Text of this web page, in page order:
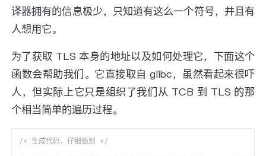
译器拥有的信息极少，只知道有这么一个符号，并且有
人想用它。
为了获取 TLS 本身的地址以及如何处理它，下面这个
函数会帮助我们。它直接取自 glibc，虽然看起来很吓
人，但实际上它只是组织了我们从 TCB 到 TLS 的那
个相当简单的遍历过程。
/* 生成代码，仔细甄别 */